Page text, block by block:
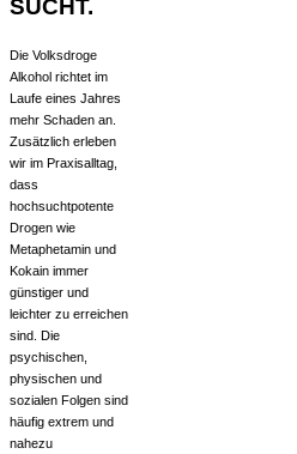
SUCHT.
Die Volksdroge
Alkohol richtet im
Laufe eines Jahres
mehr Schaden an.
Zusätzlich erleben
wir im Praxisalltag,
dass
hochsuchtpotente
Drogen wie
Metaphetamin und
Kokain immer
günstiger und
leichter zu erreichen
sind. Die
psychischen,
physischen und
sozialen Folgen sind
häufig extrem und
nahezu